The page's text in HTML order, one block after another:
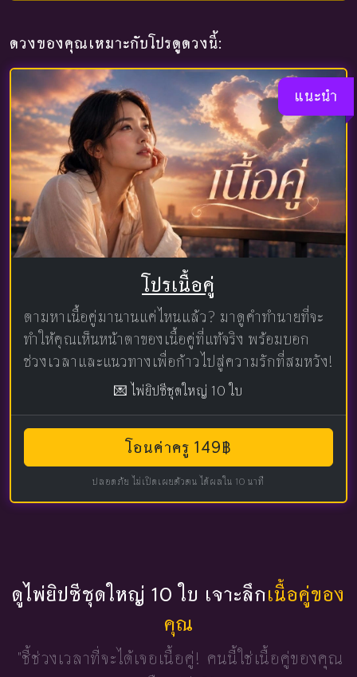
ดวงของคุณเหมาะกับโปรดูดวงนี้:
แนะนำ
โปรเนื้อคู่
ตามหาเนื้อคู่มานานแค่ไหนแล้ว? มาดูคำทำนายที่จะ
ทำให้คุณเห็นหน้าตาของเนื้อคู่ที่แท้จริง พร้อมบอก
ช่วงเวลาและแนวทางเพื่อก้าวไปสู่ความรักที่สมหวัง!
💌 ไพ่ยิปซีชุดใหญ่ 10 ใบ
โอนค่าครู 149฿
ปลอดภัย ไม่เปิดเผยตัวตน ได้ผลใน 10 นาที
ดูไพ่ยิปซีชุดใหญ่ 10 ใบ เจาะลึกเนื้อคู่ของ
คุณ
"ชี้ช่วงเวลาที่จะได้เจอเนื้อคู่! คนนี้ใช่เนื้อคู่ของคุณ